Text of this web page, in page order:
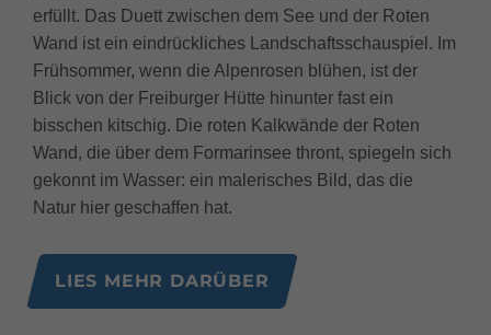
erfüllt. Das Duett zwischen dem See und der Roten
Wand ist ein eindrückliches Landschaftsschauspiel. Im
Frühsommer, wenn die Alpenrosen blühen, ist der
Blick von der Freiburger Hütte hinunter fast ein
bisschen kitschig. Die roten Kalkwände der Roten
Wand, die über dem Formarinsee thront, spiegeln sich
gekonnt im Wasser: ein malerisches Bild, das die
Natur hier geschaffen hat.
LIES MEHR DARÜBER